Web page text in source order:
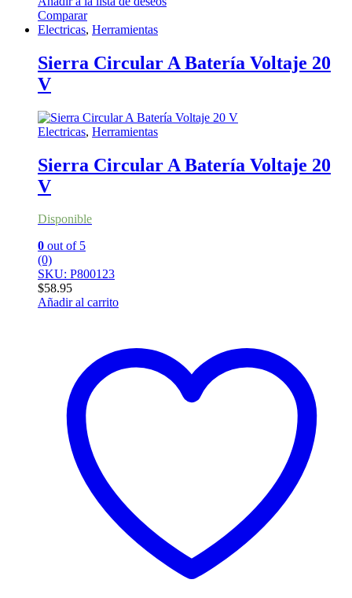
Comparar
Electricas, Herramientas
Sierra Circular A Batería Voltaje 20
V
Electricas, Herramientas
Sierra Circular A Batería Voltaje 20
V
Disponible
0 out of 5
(0)
SKU: P800123
$58.95
Añadir al carrito